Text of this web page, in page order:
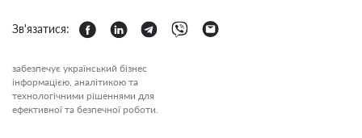
Зв'язатися:
забезпечує український бізнес
інформацією, аналітикою та
технологічними рішеннями для
ефективної та безпечної роботи.